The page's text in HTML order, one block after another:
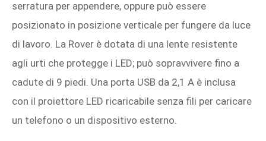
serratura per appendere, oppure può essere
posizionato in posizione verticale per fungere da luce
di lavoro. La Rover è dotata di una lente resistente
agli urti che protegge i LED; può sopravvivere fino a
cadute di 9 piedi. Una porta USB da 2,1 A è inclusa
con il proiettore LED ricaricabile senza fili per caricare
un telefono o un dispositivo esterno.